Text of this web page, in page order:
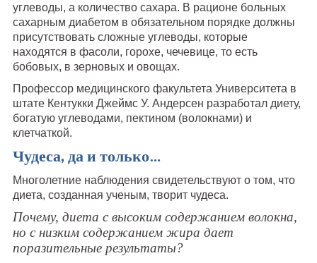
углеводы, а количество сахара. В рационе больных
сахарным диабетом в обязательном порядке должны
присутствовать сложные углеводы, которые
находятся в фасоли, горохе, чечевице, то есть
бобовых, в зерновых и овощах.
Профессор медицинского факультета Университета в
штате Кентукки Джеймс У. Андерсен разработал диету,
богатую углеводами, пектином (волокнами) и
клетчаткой.
Чудеса, да и только…
Многолетние наблюдения свидетельствуют о том, что
диета, созданная ученым, творит чудеса.
Почему, диета с высоким содержанием волокна,
но с низким содержанием жира дает
поразительные результаты?